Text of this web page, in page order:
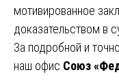
мотивированное
доказательством в
За подробной и
наш офис Союз